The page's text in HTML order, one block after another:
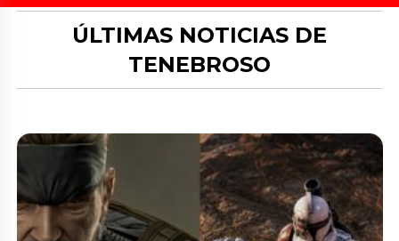
ÚLTIMAS NOTICIAS DE
TENEBROSO